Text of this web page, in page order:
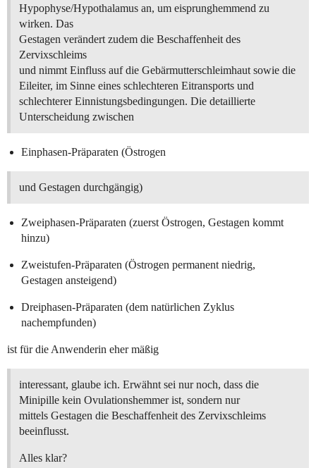
Hypophyse/Hypothalamus an, um eisprunghemmend zu
wirken. Das
Gestagen verändert zudem die Beschaffenheit des
Zervixschleims
und nimmt Einfluss auf die Gebärmutterschleimhaut sowie die
Eileiter, im Sinne eines schlechteren Eitransports und
schlechterer Einnistungsbedingungen. Die detaillierte
Unterscheidung zwischen
Einphasen-Präparaten (Östrogen
und Gestagen durchgängig)
Zweiphasen-Präparaten (zuerst Östrogen, Gestagen kommt
hinzu)
Zweistufen-Präparaten (Östrogen permanent niedrig,
Gestagen ansteigend)
Dreiphasen-Präparaten (dem natürlichen Zyklus
nachempfunden)
ist für die Anwenderin eher mäßig
interessant, glaube ich. Erwähnt sei nur noch, dass die
Minipille kein Ovulationshemmer ist, sondern nur
mittels Gestagen die Beschaffenheit des Zervixschleims
beeinflusst.
Alles klar?